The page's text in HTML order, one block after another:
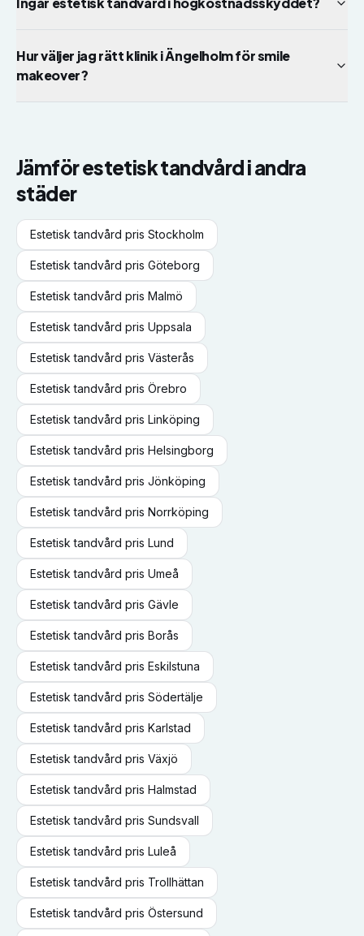
Hur väljer jag rätt klinik i Ängelholm för smile
makeover?
Jämförestetisk tandvårdi andra
städer
Estetisk tandvård pris Stockholm
Estetisk tandvård pris Göteborg
Estetisk tandvård pris Malmö
Estetisk tandvård pris Uppsala
Estetisk tandvård pris Västerås
Estetisk tandvård pris Örebro
Estetisk tandvård pris Linköping
Estetisk tandvård pris Helsingborg
Estetisk tandvård pris Jönköping
Estetisk tandvård pris Norrköping
Estetisk tandvård pris Lund
Estetisk tandvård pris Umeå
Estetisk tandvård pris Gävle
Estetisk tandvård pris Borås
Estetisk tandvård pris Eskilstuna
Estetisk tandvård pris Södertälje
Estetisk tandvård pris Karlstad
Estetisk tandvård pris Växjö
Estetisk tandvård pris Halmstad
Estetisk tandvård pris Sundsvall
Estetisk tandvård pris Luleå
Estetisk tandvård pris Trollhättan
Estetisk tandvård pris Östersund